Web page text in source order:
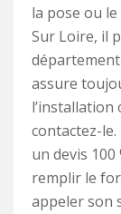
la pose ou
Sur Loire, il
assure
l’installation
contactez-
un devis
remplir le
appeler son